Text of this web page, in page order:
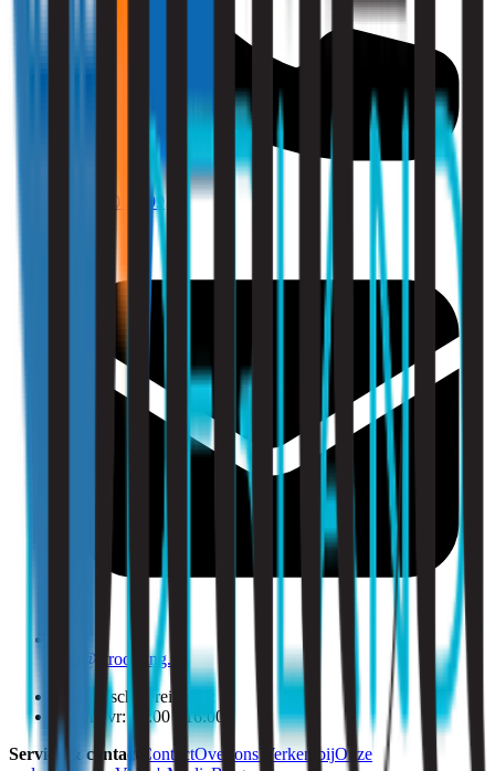
010 - 220 34 99
info@strooming.nl
Telefonisch bereikbaar:
Ma t/m vr: 09:00 - 16:00
Service & contact
ContactOver onsWerken bijOnze